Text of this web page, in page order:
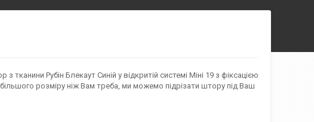
Рубін Блекаут Синій у відкритій системі Міні 19 з фіксацією
розміру ніж Вам треба, ми можемо підрізати штору під Ваш